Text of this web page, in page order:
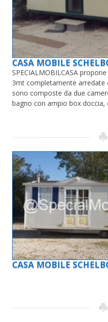
CASA MOBILE
SPECIALMOBILCASA
3mt completamente
sono composte da due
bagno con ampio box doccia,
CASA MOBILE